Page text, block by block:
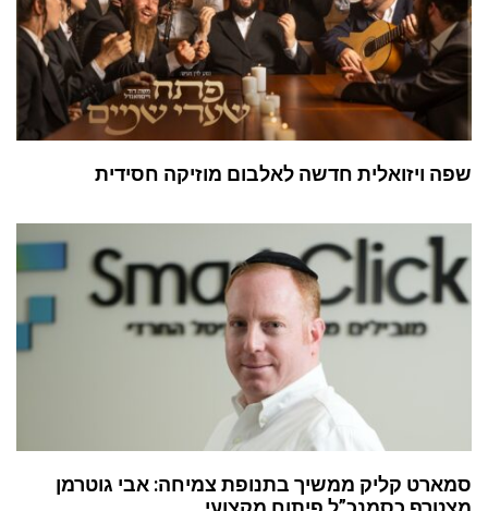
שפה ויזואלית חדשה לאלבום מוזיקה חסידית
סמארט קליק ממשיך בתנופת צמיחה: אבי גוטרמן